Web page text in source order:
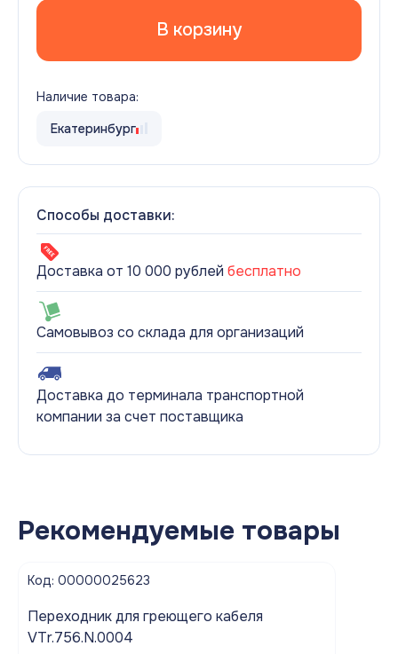
В корзину
Наличие товара:
Екатеринбург
Способы доставки:
Доставка от 10 000 рублей бесплатно
Самовывоз со склада для организаций
Доставка до терминала транспортной
компании за счет поставщика
Рекомендуемые товары
Код: 00000025623
Переходник для греющего кабеля
VTr.756.N.0004